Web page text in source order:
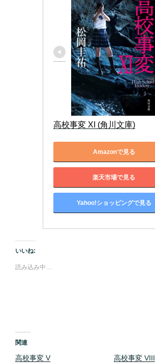
高校事変 XI (角川文庫)
Amazonで見る
楽天市場で見る
Yahoo!ショッピングで見る
いいね:
読み込み中…
関連
高校事変 V
高校事変 VIII